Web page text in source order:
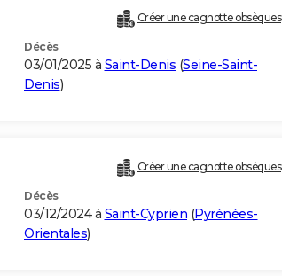
Créer une cagnotte obsèques
Décès
03/01/2025 à Saint-Denis (Seine-Saint-
Denis)
Créer une cagnotte obsèques
Décès
03/12/2024 à Saint-Cyprien (Pyrénées-
Orientales)